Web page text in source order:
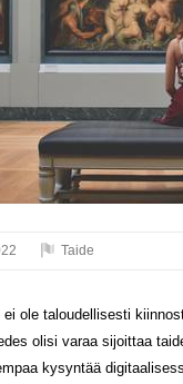
Taide
ole taloudellisesti
olisi varaa sijoittaa
kysyntää